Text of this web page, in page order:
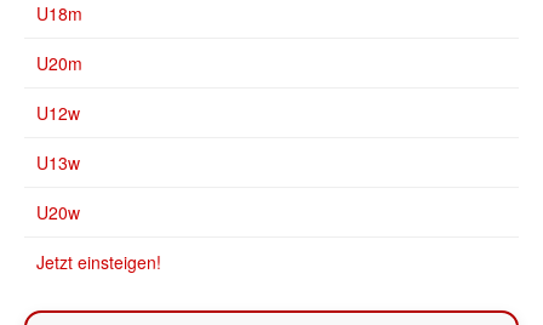
U18m
U20m
U12w
U13w
U20w
Jetzt einsteigen!